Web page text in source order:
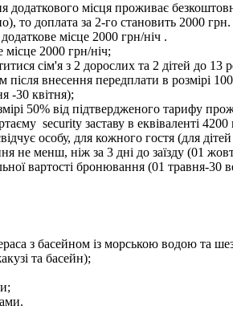
додаткового місця проживає
то доплата за 2-го становить 2000 грн.
місце 2000 грн/ніч .
2000 грн/ніч;
сім'я з 2 дорослих та 2 дітей до 13
внесення передплати в розмірі
-30 квітня);
50% від підтвердженого тарифу
security заставу в еквіваленті
особу, для кожного гостя (для
не менш, ніж за 3 дні до заїзду (01
вартості бронювання (01 травня-30
з басейном із морською водою та
та басейн);